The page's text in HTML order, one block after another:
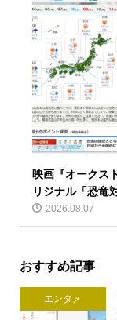
映画『オーク
リジナル「恐竜
2026.08.07
おすすめ記事
エンタメ